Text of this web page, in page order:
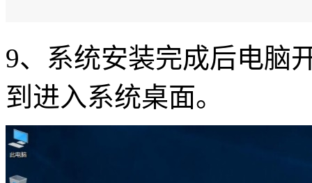
9、系统安装完成后电脑
到进入系统桌面。